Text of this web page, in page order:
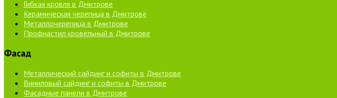
Гибкая кровля в Дмитрове
Керамическая черепица в Дмитрове
Металлочерепица в Дмитрове
Профнастил кровельный в Дмитрове
Фасад
Металлический сайдинг и софиты в Дмитрове
Виниловый сайдинг и софиты в Дмитрове
Фасадные панели в Дмитрове